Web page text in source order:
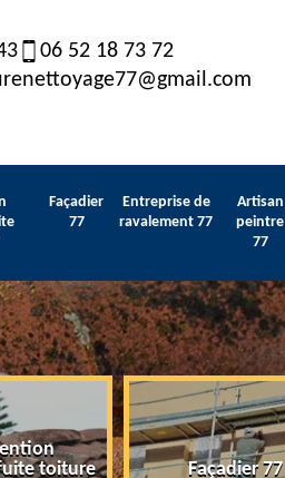
06 52 18 73 72
Façadier
77
Entreprise de
ravalement 77
Artisan
peintre
77
toiture
Façadier 77